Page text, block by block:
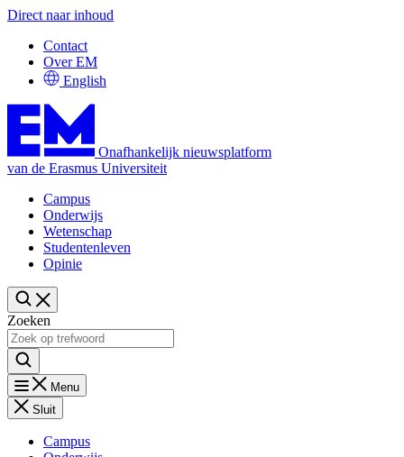
Direct naar inhoud
Contact
Over EM
English
Onafhankelijk nieuwsplatform
van de Erasmus Universiteit
Campus
Onderwijs
Wetenschap
Studentenleven
Opinie
Zoeken
Menu
Sluit
Campus